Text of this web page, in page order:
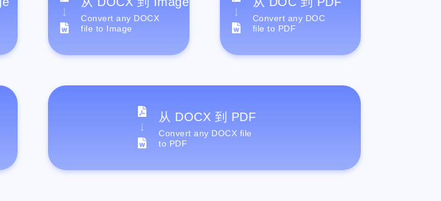
Convert any DOCX
file to Image
Convert any DOC
file to PDF
从 DOCX 到 PDF
Convert any DOCX file
to PDF